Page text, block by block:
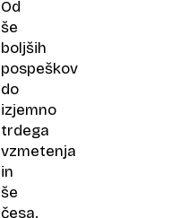
Od
še
boljših
pospeškov
do
izjemno
trdega
vzmetenja
in
še
česa.